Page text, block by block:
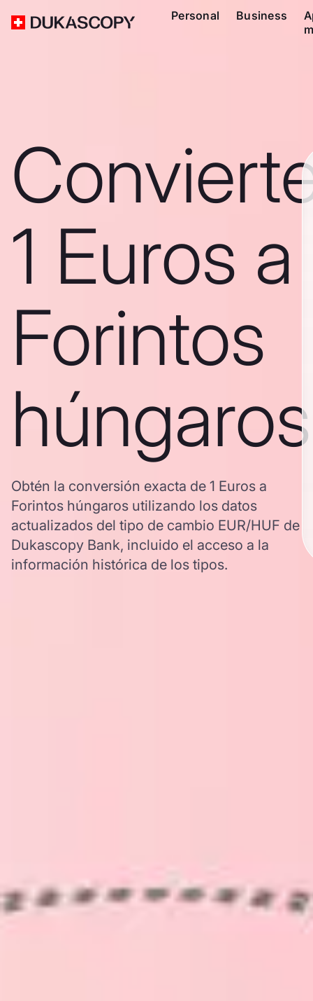
Personal Business
1 Euros a
Forintos
húngaros
Obtén la conversión exacta de 1 Euros a
Forintos húngaros utilizando los datos
actualizados del tipo de cambio EUR/HUF de
Dukascopy Bank, incluido el acceso a la
información histórica de los tipos.